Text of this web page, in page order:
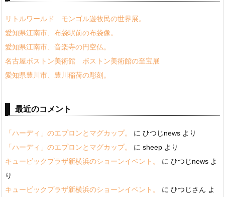
リトルワールド モンゴル遊牧民の世界展。
愛知県江南市、布袋駅前の布袋像。
愛知県江南市、音楽寺の円空仏。
名古屋ボストン美術館 ボストン美術館の至宝展
愛知県豊川市、豊川稲荷の彫刻。
最近のコメント
「ハーディ」のエプロンとマグカップ。 に ひつじnews より
「ハーディ」のエプロンとマグカップ。
に sheep より
キュービックプラザ新横浜のショーンイベント。
に ひつじnews よ
り
キュービックプラザ新横浜のショーンイベント。
に ひつじさん よ